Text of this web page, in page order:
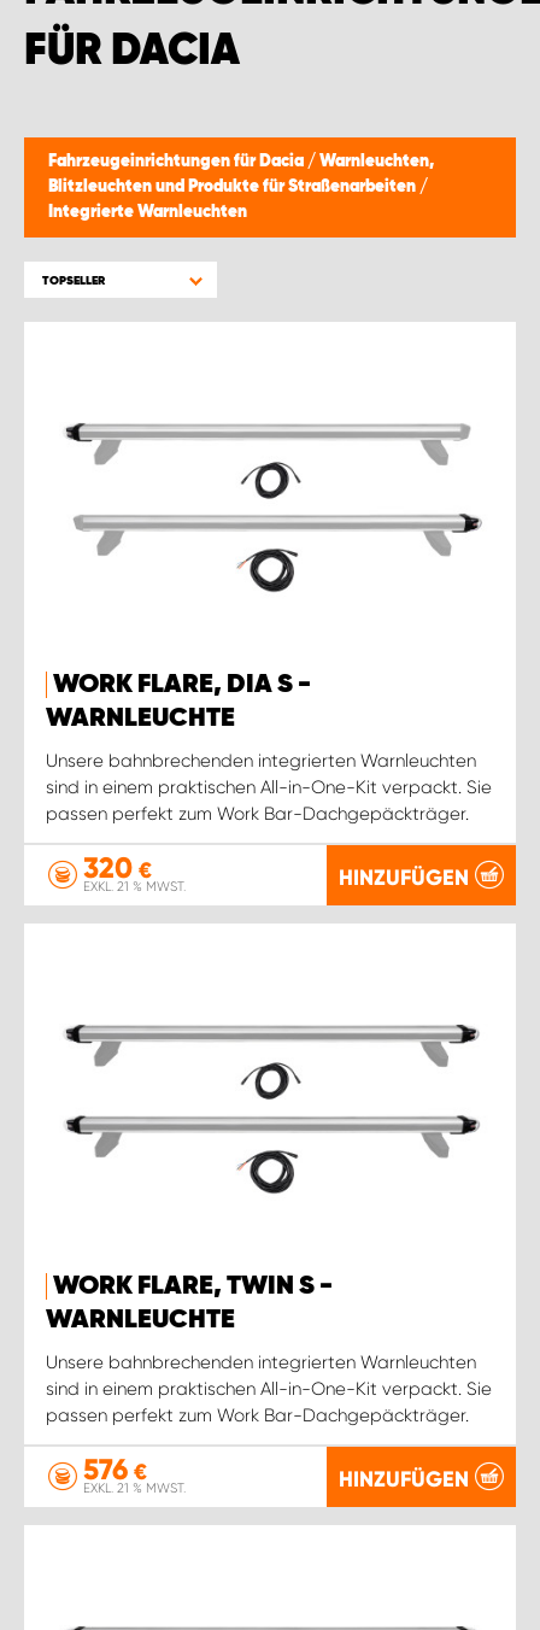
FÜR DACIA
Fahrzeugeinrichtungen für Dacia / Warnleuchten,
Blitzleuchten und Produkte für Straßenarbeiten /
Integrierte Warnleuchten
TOPSELLER
WORK FLARE, DIA S -
WARNLEUCHTE
Unsere bahnbrechenden integrierten Warnleuchten
sind in einem praktischen All-in-One-Kit verpackt. Sie
passen perfekt zum Work Bar-Dachgepäckträger.
320 €
EXKL. 21 % MWST. HINZUFÜGEN
WORK FLARE, TWIN S -
WARNLEUCHTE
Unsere bahnbrechenden integrierten Warnleuchten
sind in einem praktischen All-in-One-Kit verpackt. Sie
passen perfekt zum Work Bar-Dachgepäckträger.
576 €
EXKL. 21 % MWST. HINZUFÜGEN
WORK SYSTEM NAMEN
WORK SYSTEM WORK SYSTEM BRÜGGE